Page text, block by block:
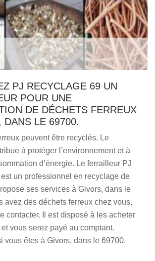
PJ RECYCLAGE 69 UN
POUR UNE
DE DÉCHETS FERREUX
DANS LE 69700.
peuvent être recyclés. Le
à protéger l’environnement et à
d’énergie. Le ferrailleur PJ
un professionnel en recyclage de
ses services à Givors, dans le
avez des déchets ferreux chez vous,
contacter. Il est disposé à les acheter
vous serez payé au comptant.
vous êtes à Givors, dans le 69700.